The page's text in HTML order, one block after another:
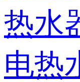
热水
电热